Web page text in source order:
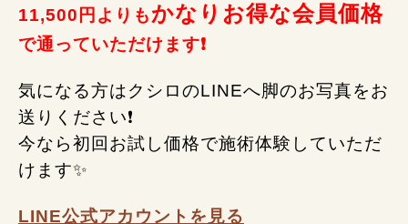
11,500円よりもかなりお得な会員価格
で通っていただけます❗
気になる方はクシロのLINEへ脚のお写真をお
送りください❗
今なら初回お試し価格で施術体験していただ
けます✨
LINE公式アカウントを見る